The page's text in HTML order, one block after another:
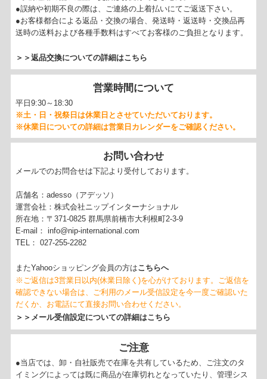
●誤納や初期不良の際は、ご連絡の上着払いにてご返送下さい。
●お客様都合による返品・交換の場合、発送時・返送時・交換品再
送時の送料および各種手数料はすべてお客様のご負担となります。
＞＞返品交換についての詳細はこちら
営業時間について
平日9:30～18:30
※土・日・祝祭日は休業日とさせていただいております。
※休業日についての詳細は営業日カレンダーをご確認ください。
お問い合わせ
メールでのお問合せは下記より受付しております。
店舗名：adesso（アデッソ）
運営会社：株式会社ニップインターナショナル
所在地：〒371-0825 群馬県前橋市大利根町2-3-9
E-mail： info@nip-international.com
TEL： 027-255-2282
またYahooショッピング会員の方はこちらへ
※ご返信は3営業日以内(休業日除く)を心がけております。ご返信を
確認できない場合は、ご利用のメール受信設定を今一度ご確認いた
だくか、お電話にて直接お問い合わせください。
＞＞メール受信設定についての詳細はこちら
ご注意
●当店では、卸・自社販売で在庫を共有しているため、ご注文のタ
イミングによっては既に商品が在庫切れとなっていたり、管理シス